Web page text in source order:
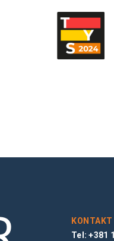
KONTAKT
Tel: +381